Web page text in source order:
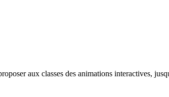
aux classes des animations interactives,